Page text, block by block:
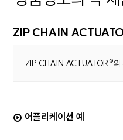
ZIP CHAIN
ZIP CHAIN ACTUATOR®의
어플리케이션 예